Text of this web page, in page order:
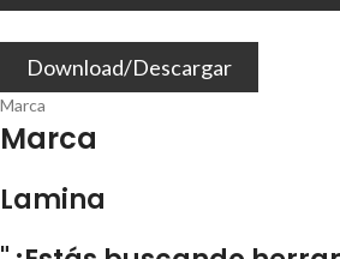
Download/Descargar
Marca
Marca
Lamina